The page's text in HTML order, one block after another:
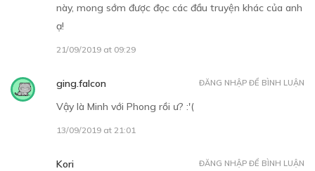
này, mong sớm được đọc các đầu truyện khác của anh
ạ!
21/09/2019 at 09:29
ging.falcon
Vậy là Minh với Phong rồi ư? :'(
13/09/2019 at 21:01
ĐĂNG NHẬP ĐỂ BÌNH LUẬN
Kori
ĐĂNG NHẬP ĐỂ BÌNH LUẬN